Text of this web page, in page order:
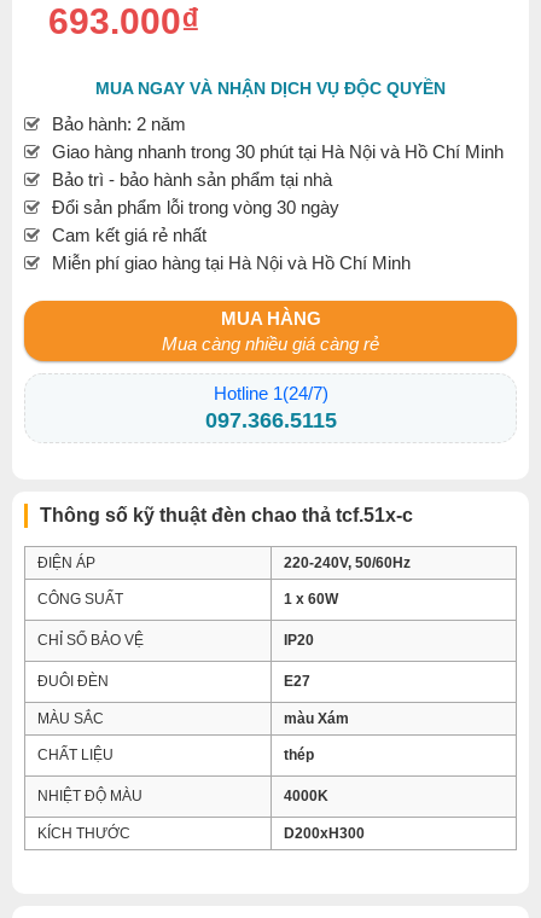
693.000₫
MUA NGAY VÀ NHẬN DỊCH VỤ ĐỘC QUYỀN
Bảo hành: 2 năm
Giao hàng nhanh trong 30 phút tại Hà Nội và Hồ Chí Minh
Bảo trì - bảo hành sản phẩm tại nhà
Đổi sản phẩm lỗi trong vòng 30 ngày
Cam kết giá rẻ nhất
Miễn phí giao hàng tại Hà Nội và Hồ Chí Minh
MUA HÀNG
Mua càng nhiều giá càng rẻ
Hotline 1(24/7)
097.366.5115
Thông số kỹ thuật đèn chao thả tcf.51x-c
ĐIỆN ÁP 220-240V, 50/60Hz
CÔNG SUẤT 1 x 60W
CHỈ SỐ BẢO VỆ IP20
ĐUÔI ĐÈN E27
MÀU SẮC màu Xám
CHẤT LIỆU thép
NHIỆT ĐỘ MÀU 4000K
KÍCH THƯỚC D200xH300